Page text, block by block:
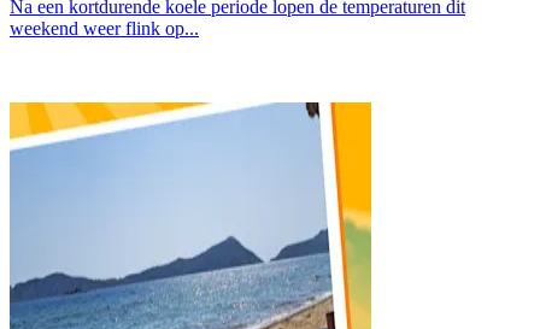
Na een kortdurende koele periode lopen de temperaturen dit
weekend weer flink op...